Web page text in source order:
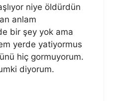
niye öldürdün
anlam
bir şey yok ama
yerde yatiyormus
hiç gormuyorum.
diyorum.